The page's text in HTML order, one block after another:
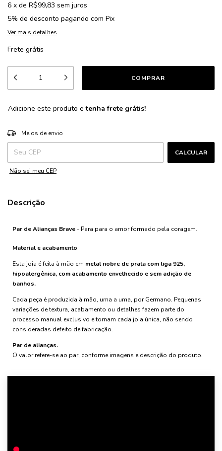
6 x de R$99,83 sem juros
5% de desconto pagando com Pix
Ver mais detalhes
Frete grátis
Adicione este produto etenha frete grátis!
Entregas para o CEP:
Meios de envio
CALCULAR
Não sei meu CEP
Descrição
Par de Alianças Brave- Para para o amor formado pela coragem.
Material e acabamento
Esta joia é feita à mão em metal nobre de prata com liga 925,
hipoalergênica, com acabamento envelhecido e sem adição de
banhos.
Cada peça é produzida à mão, uma a uma, por Germano. Pequenas
variações de textura, acabamento ou detalhes fazem parte do
processo manual exclusivo e tornam cada joia única, não sendo
consideradas defeito de fabricação.
Par de alianças.
O valor refere-se ao par, conforme imagens e descrição do produto.